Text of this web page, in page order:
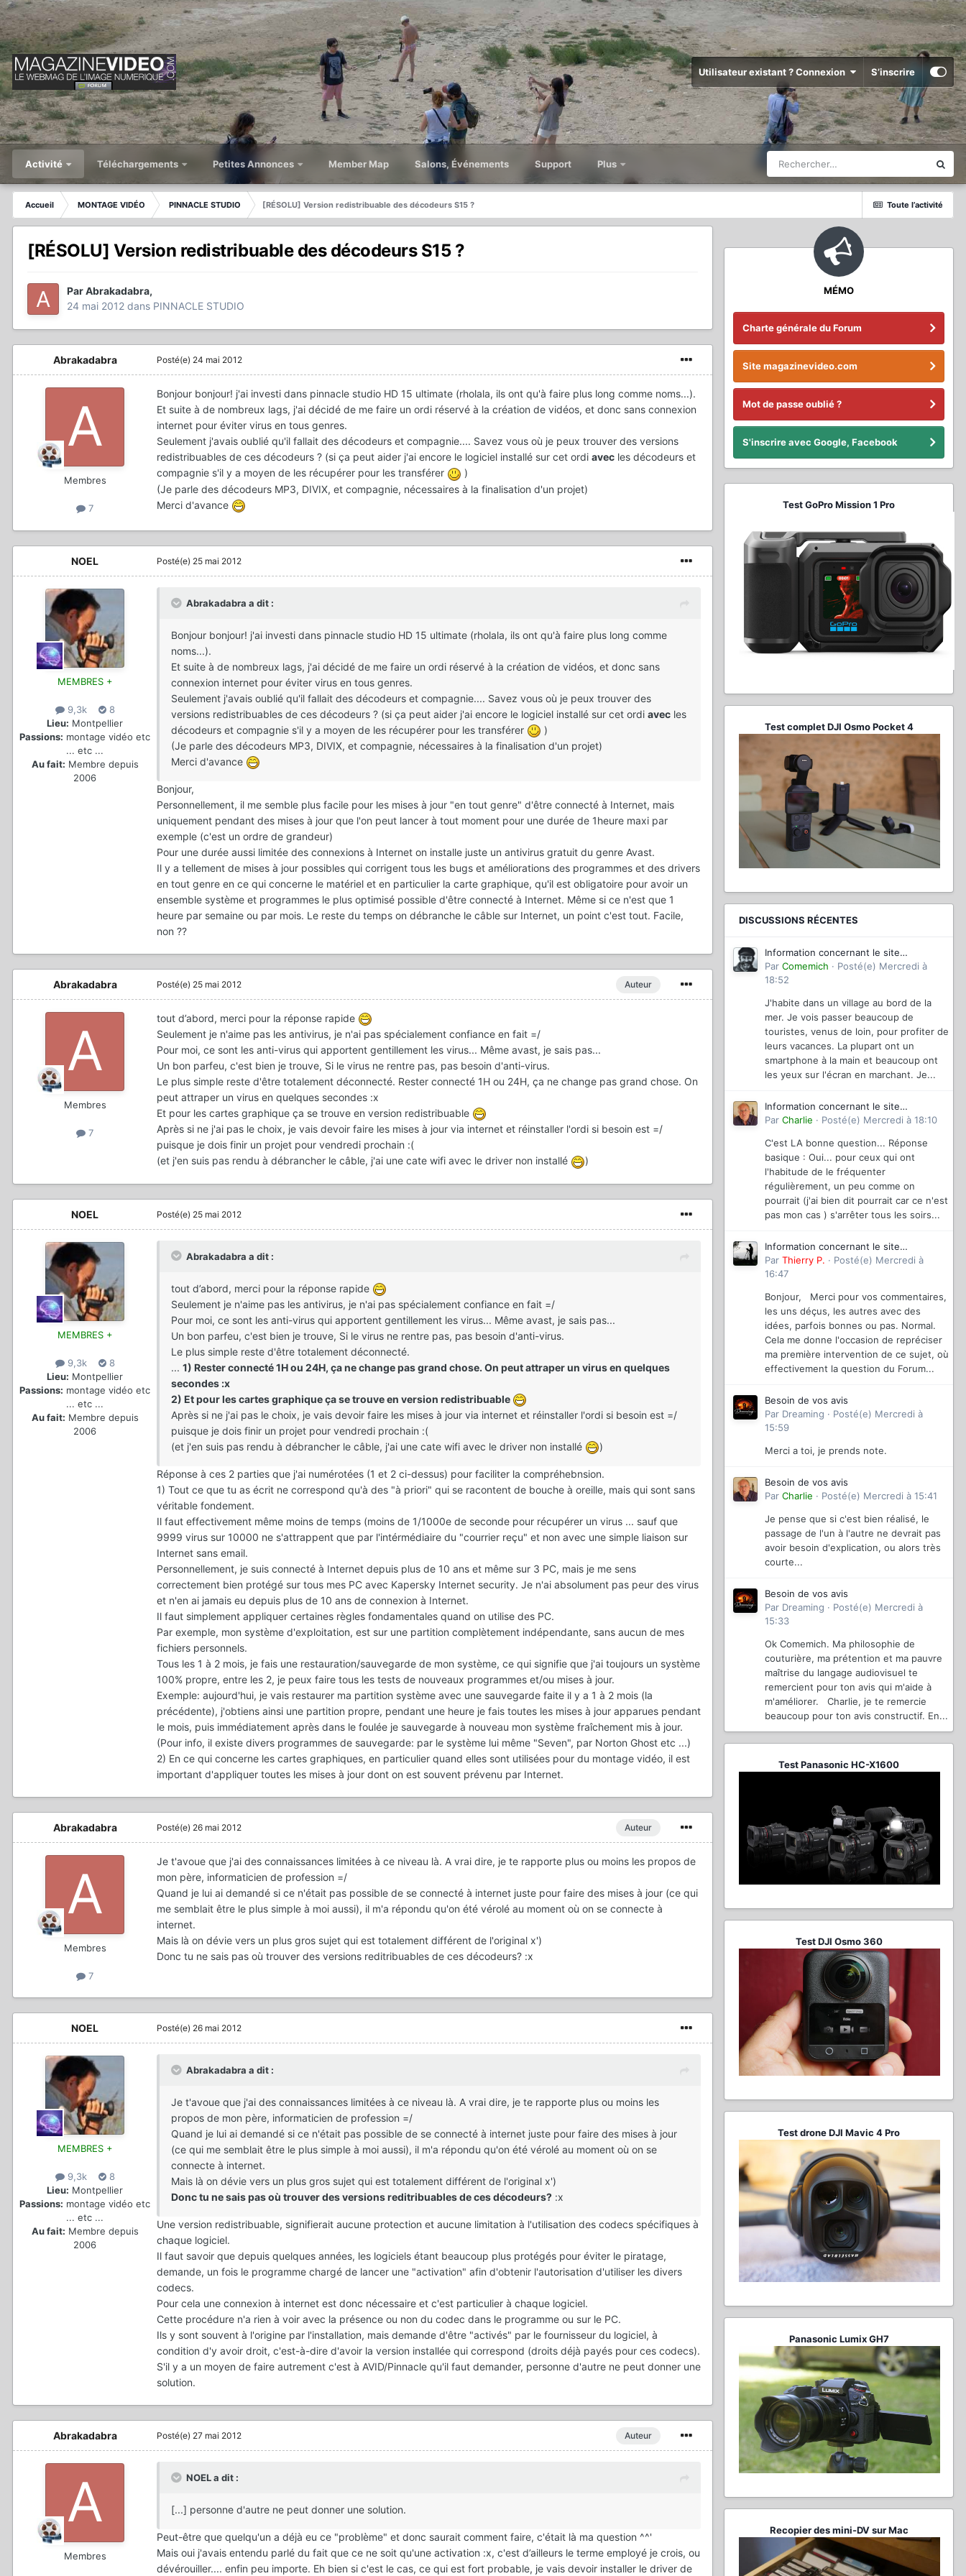
Utilisateur existant ? Connexion S’inscrire
Activité Téléchargements Petites Annonces Member Map Salons, Événements Support Plus
Toute l’activité
Accueil MONTAGE VIDÉO PINNACLE STUDIO [RÉSOLU] Version redistribuable des décodeurs S15 ?
[RÉSOLU] Version redistribuable des décodeurs S15 ?
ParAbrakadabra,
24 mai 2012 dans PINNACLE STUDIO
Abrakadabra
Membres
7
Posté(e) 24 mai 2012
Bonjour bonjour! j'ai investi dans pinnacle studio HD 15 ultimate (rholala, ils ont qu'à faire plus long comme noms...).
Et suite à de nombreux lags, j'ai décidé de me faire un ordi réservé à la création de vidéos, et donc sans connexion
internet pour éviter virus en tous genres.
Seulement j'avais oublié qu'il fallait des décodeurs et compagnie.... Savez vous où je peux trouver des versions
redistribuables de ces décodeurs ? (si ça peut aider j'ai encore le logiciel installé sur cet ordi avec les décodeurs et
compagnie s'il y a moyen de les récupérer pour les transférer
)
(Je parle des décodeurs MP3, DIVIX, et compagnie, nécessaires à la finalisation d'un projet)
Merci d'avance
NOEL
MEMBRES +
9,3k
8
Lieu: Montpellier
Passions: montage vidéo etc
... etc ...
Au fait: Membre depuis
2006
Posté(e) 25 mai 2012
Abrakadabra a dit :
Bonjour bonjour! j'ai investi dans pinnacle studio HD 15 ultimate (rholala, ils ont qu'à faire plus long comme
noms...).
Et suite à de nombreux lags, j'ai décidé de me faire un ordi réservé à la création de vidéos, et donc sans
connexion internet pour éviter virus en tous genres.
Seulement j'avais oublié qu'il fallait des décodeurs et compagnie.... Savez vous où je peux trouver des
versions redistribuables de ces décodeurs ? (si ça peut aider j'ai encore le logiciel installé sur cet ordi avec les
décodeurs et compagnie s'il y a moyen de les récupérer pour les transférer
)
(Je parle des décodeurs MP3, DIVIX, et compagnie, nécessaires à la finalisation d'un projet)
Merci d'avance
Bonjour,
Personnellement, il me semble plus facile pour les mises à jour "en tout genre" d'être connecté à Internet, mais
uniquement pendant des mises à jour que l'on peut lancer à tout moment pour une durée de 1heure maxi par
exemple (c'est un ordre de grandeur)
Pour une durée aussi limitée des connexions à Internet on installe juste un antivirus gratuit du genre Avast.
Il y a tellement de mises à jour possibles qui corrigent tous les bugs et améliorations des programmes et des drivers
en tout genre en ce qui concerne le matériel et en particulier la carte graphique, qu'il est obligatoire pour avoir un
ensemble système et programmes le plus optimisé possible d'être connecté à Internet. Même si ce n'est que 1
heure par semaine ou par mois. Le reste du temps on débranche le câble sur Internet, un point c'est tout. Facile,
non ??
Abrakadabra
Membres
7
Auteur
Posté(e) 25 mai 2012
tout d’abord, merci pour la réponse rapide
Seulement je n'aime pas les antivirus, je n'ai pas spécialement confiance en fait =/
Pour moi, ce sont les anti-virus qui apportent gentillement les virus... Même avast, je sais pas...
Un bon parfeu, c'est bien je trouve, Si le virus ne rentre pas, pas besoin d'anti-virus.
Le plus simple reste d'être totalement déconnecté. Rester connecté 1H ou 24H, ça ne change pas grand chose. On
peut attraper un virus en quelques secondes :x
Et pour les cartes graphique ça se trouve en version redistribuable
Après si ne j'ai pas le choix, je vais devoir faire les mises à jour via internet et réinstaller l'ordi si besoin est =/
puisque je dois finir un projet pour vendredi prochain :(
(et j'en suis pas rendu à débrancher le câble, j'ai une cate wifi avec le driver non installé
)
NOEL
MEMBRES +
9,3k
8
Lieu: Montpellier
Passions: montage vidéo etc
... etc ...
Au fait: Membre depuis
2006
Posté(e) 25 mai 2012
Abrakadabra a dit :
tout d’abord, merci pour la réponse rapide
Seulement je n'aime pas les antivirus, je n'ai pas spécialement confiance en fait =/
Pour moi, ce sont les anti-virus qui apportent gentillement les virus... Même avast, je sais pas...
Un bon parfeu, c'est bien je trouve, Si le virus ne rentre pas, pas besoin d'anti-virus.
Le plus simple reste d'être totalement déconnecté.
... 1) Rester connecté 1H ou 24H, ça ne change pas grand chose. On peut attraper un virus en quelques
secondes :x
2) Et pour les cartes graphique ça se trouve en version redistribuable
Après si ne j'ai pas le choix, je vais devoir faire les mises à jour via internet et réinstaller l'ordi si besoin est =/
puisque je dois finir un projet pour vendredi prochain :(
(et j'en suis pas rendu à débrancher le câble, j'ai une cate wifi avec le driver non installé
)
Réponse à ces 2 parties que j'ai numérotées (1 et 2 ci-dessus) pour faciliter la compréhebnsion.
1) Tout ce que tu as écrit ne correspond qu'à des "à priori" qui se racontent de bouche à oreille, mais qui sont sans
véritable fondement.
Il faut effectivement même moins de temps (moins de 1/1000e de seconde pour récupérer un virus ... sauf que
9999 virus sur 10000 ne s'attrappent que par l'intérmédiaire du "courrier reçu" et non avec une simple liaison sur
Internet sans email.
Personnellement, je suis connecté à Internet depuis plus de 10 ans et même sur 3 PC, mais je me sens
correctement bien protégé sur tous mes PC avec Kapersky Internet security. Je n'ai absolument pas peur des virus
et n'en ai jamais eu depuis plus de 10 ans de connexion à Internet.
Il faut simplement appliquer certaines règles fondamentales quand on utilise des PC.
Par exemple, mon système d'exploitation, est sur une partition complètement indépendante, sans aucun de mes
fichiers personnels.
Tous les 1 à 2 mois, je fais une restauration/sauvegarde de mon système, ce qui signifie que j'ai toujours un système
100% propre, entre les 2, je peux faire tous les tests de nouveaux programmes et/ou mises à jour.
Exemple: aujourd'hui, je vais restaurer ma partition système avec une sauvegarde faite il y a 1 à 2 mois (la
précédente), j'obtiens ainsi une partition propre, pendant une heure je fais toutes les mises à jour apparues pendant
le mois, puis immédiatement après dans le foulée je sauvegarde à nouveau mon système fraîchement mis à jour.
(Pour info, il existe divers programmes de sauvegarde: par le système lui même "Seven", par Norton Ghost etc ...)
2) En ce qui concerne les cartes graphiques, en particulier quand elles sont utilisées pour du montage vidéo, il est
important d'appliquer toutes les mises à jour dont on est souvent prévenu par Internet.
Abrakadabra
Membres
7
Auteur
Posté(e) 26 mai 2012
Je t'avoue que j'ai des connaissances limitées à ce niveau là. A vrai dire, je te rapporte plus ou moins les propos de
mon père, informaticien de profession =/
Quand je lui ai demandé si ce n'était pas possible de se connecté à internet juste pour faire des mises à jour (ce qui
me semblait être le plus simple à moi aussi), il m'a répondu qu'on été vérolé au moment où on se connecte à
internet.
Mais là on dévie vers un plus gros sujet qui est totalement différent de l'original x')
Donc tu ne sais pas où trouver des versions reditribuables de ces décodeurs? :x
NOEL
MEMBRES +
9,3k
8
Lieu: Montpellier
Passions: montage vidéo etc
... etc ...
Au fait: Membre depuis
2006
Posté(e) 26 mai 2012
Abrakadabra a dit :
Je t'avoue que j'ai des connaissances limitées à ce niveau là. A vrai dire, je te rapporte plus ou moins les
propos de mon père, informaticien de profession =/
Quand je lui ai demandé si ce n'était pas possible de se connecté à internet juste pour faire des mises à jour
(ce qui me semblait être le plus simple à moi aussi), il m'a répondu qu'on été vérolé au moment où on se
connecte à internet.
Mais là on dévie vers un plus gros sujet qui est totalement différent de l'original x')
Donc tu ne sais pas où trouver des versions reditribuables de ces décodeurs? :x
Une version redistribuable, signifierait aucune protection et aucune limitation à l'utilisation des codecs spécifiques à
chaque logiciel.
Il faut savoir que depuis quelques années, les logiciels étant beaucoup plus protégés pour éviter le piratage,
demande, un fois le programme chargé de lancer une "activation" afin d'obtenir l'autorisation d'utiliser les divers
codecs.
Pour cela une connexion à internet est donc nécessaire et c'est particulier à chaque logiciel.
Cette procédure n'a rien à voir avec la présence ou non du codec dans le programme ou sur le PC.
Ils y sont souvent à l'origine par l'installation, mais demande d'être "activés" par le fournisseur du logiciel, à
condition d'y avoir droit, c'est-à-dire d'avoir la version installée qui correspond (droits déjà payés pour ces codecs).
S'il y a un moyen de faire autrement c'est à AVID/Pinnacle qu'il faut demander, personne d'autre ne peut donner une
solution.
Abrakadabra
Membres
Auteur
Posté(e) 27 mai 2012
NOEL a dit :
[...] personne d'autre ne peut donner une solution.
Peut-être que quelqu'un a déjà eu ce "problème" et donc saurait comment faire, c'était là ma question ^^'
Mais oui j'avais entendu parlé du fait que ce ne soit qu'une activation :x, c'est d’ailleurs le terme employé je crois, ou
dévérouiller.... enfin peu importe. Eh bien si c'est le cas, ce qui est fort probable, je vais devoir installer le driver de
MÉMO
Charte générale du Forum
Site magazinevideo.com
Mot de passe oublié ?
S'inscrire avec Google, Facebook
Test GoPro Mission 1 Pro
Test complet DJI Osmo Pocket 4
DISCUSSIONS RÉCENTES
Information concernant le site
magazinevideo
Par Comemich · Posté(e) Mercredi à
18:52
J'habite dans un village au bord de la
mer. Je vois passer beaucoup de
touristes, venus de loin, pour profiter de
leurs vacances. La plupart ont un
smartphone à la main et beaucoup ont
les yeux sur l'écran en marchant. Je...
Information concernant le site
magazinevideo
Par Charlie · Posté(e) Mercredi à 18:10
C'est LA bonne question... Réponse
basique : Oui... pour ceux qui ont
l'habitude de le fréquenter
régulièrement, un peu comme on
pourrait (j'ai bien dit pourrait car ce n'est
pas mon cas ) s'arrêter tous les soirs...
Information concernant le site
magazinevideo
Par Thierry P. · Posté(e) Mercredi à
16:47
Bonjour, Merci pour vos commentaires,
les uns déçus, les autres avec des
idées, parfois bonnes ou pas. Normal.
Cela me donne l'occasion de repréciser
ma première intervention de ce sujet, où
effectivement la question du Forum...
Besoin de vos avis
Par Dreaming · Posté(e) Mercredi à
15:59
Merci a toi, je prends note.
Besoin de vos avis
Par Charlie · Posté(e) Mercredi à 15:41
Je pense que si c'est bien réalisé, le
passage de l'un à l'autre ne devrait pas
avoir besoin d'explication, ou alors très
courte...
Besoin de vos avis
Par Dreaming · Posté(e) Mercredi à
15:33
Ok Comemich. Ma philosophie de
couturière, ma prétention et ma pauvre
maîtrise du langage audiovisuel te
remercient pour ton avis qui m'aide à
m'améliorer. Charlie, je te remercie
beaucoup pour ton avis constructif. En...
Test Panasonic HC-X1600
Test DJI Osmo 360
Test drone DJI Mavic 4 Pro
Panasonic Lumix GH7
Recopier des mini-DV sur Mac